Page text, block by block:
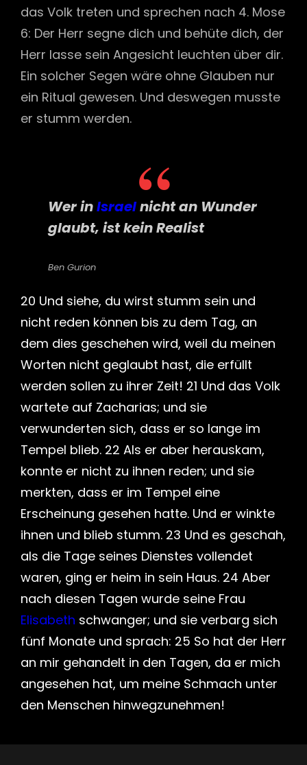
das Volk treten und sprechen nach 4. Mose
6: Der Herr segne dich und behüte dich, der
Herr lasse sein Angesicht leuchten über dir.
Ein solcher Segen wäre ohne Glauben nur
ein Ritual gewesen. Und deswegen musste
er stumm werden.
Wer inIsraelnicht an Wunder
glaubt, ist kein Realist
Ben Gurion
20 Und siehe, du wirst stumm sein und
nicht reden können bis zu dem Tag, an
dem dies geschehen wird, weil du meinen
Worten nicht geglaubt hast, die erfüllt
werden sollen zu ihrer Zeit! 21 Und das Volk
wartete auf Zacharias; und sie
verwunderten sich, dass er so lange im
Tempel blieb. 22 Als er aber herauskam,
konnte er nicht zu ihnen reden; und sie
merkten, dass er im Tempel eine
Erscheinung gesehen hatte. Und er winkte
ihnen und blieb stumm. 23 Und es geschah,
als die Tage seines Dienstes vollendet
waren, ging er heim in sein Haus. 24 Aber
nach diesen Tagen wurde seine Frau
Elisabeth schwanger; und sie verbarg sich
fünf Monate und sprach: 25 So hat der Herr
an mir gehandelt in den Tagen, da er mich
angesehen hat, um meine Schmach unter
den Menschen hinwegzunehmen!